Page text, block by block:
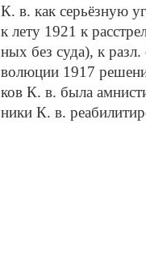
К. в. как серь­ёз­ную
к ле­ту 1921 к
ных без су­да), к
во­лю­ции 1917
ков К. в. бы­ла
ни­ки К. в.